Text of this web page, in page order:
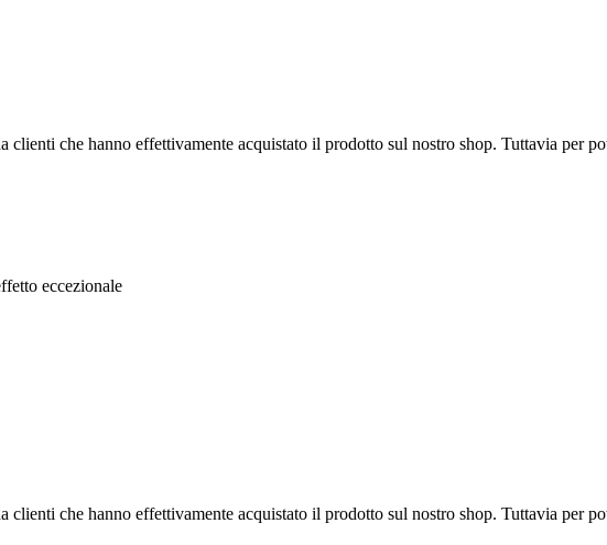
che hanno effettivamente acquistato il prodotto sul nostro shop. Tuttavia per
eccezionale
che hanno effettivamente acquistato il prodotto sul nostro shop. Tuttavia per